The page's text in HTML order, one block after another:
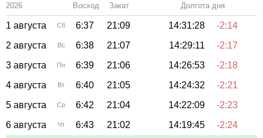
2026 Восход Закат Долгота дня
1 августа Сб 6:37 21:09 14:31:28
-2:14
2 августа
Вс 6:38 21:07 14:29:11
-2:17
3 августа
Пн 6:39 21:06 14:26:53
-2:18
4 августа
Вт 6:40 21:05 14:24:32
-2:21
5 августа
Ср 6:42 21:04 14:22:09
-2:23
6 августа
Чт 6:43 21:02 14:19:45
-2:24